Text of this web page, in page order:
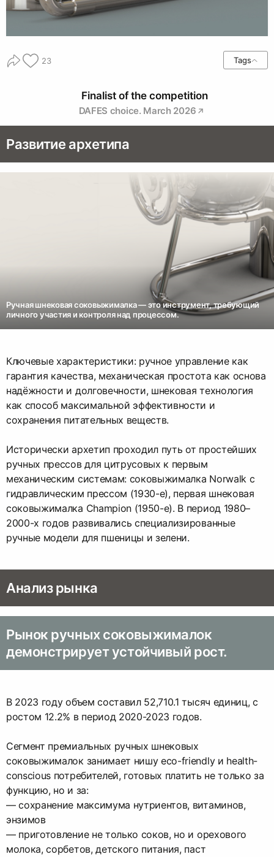
23 Tags
Finalist of the competition
DAFES choice. March 2026
Развитие архетипа
Ручная шнековая соковыжималка — это инструмент, требующий
личного участия и контроля над процессом.
Ключевые характеристики: ручное управление как
гарантия качества, механическая простота как основа
надёжности и долговечности, шнековая технология
как способ максимальной эффективности и
сохранения питательных веществ.
Исторически архетип проходил путь от простейших
ручных прессов для цитрусовых к первым
механическим системам: соковыжималка Norwalk с
гидравлическим прессом (1930-е), первая шнековая
соковыжималка Champion (1950-е). В период 1980–
2000-х годов развивались специализированные
ручные модели для пшеницы и зелени.
Анализ рынка
Рынок ручных соковыжималок
демонстрирует устойчивый рост.
В 2023 году объем составил 52,710.1 тысяч единиц, с
ростом 12.2% в период 2020-2023 годов.
Сегмент премиальных ручных шнековых
соковыжималок занимает нишу eco-friendly и health-
conscious потребителей, готовых платить не только за
функцию, но и за:
— сохранение максимума нутриентов, витаминов,
энзимов
— приготовление не только соков, но и орехового
молока, сорбетов, детского питания, паст